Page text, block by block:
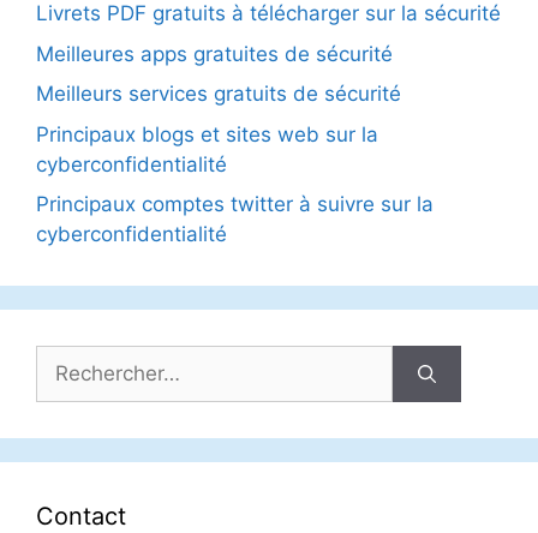
Livrets PDF gratuits à télécharger sur la sécurité
Meilleures apps gratuites de sécurité
Meilleurs services gratuits de sécurité
Principaux blogs et sites web sur la
cyberconfidentialité
Principaux comptes twitter à suivre sur la
cyberconfidentialité
Rechercher :
Contact